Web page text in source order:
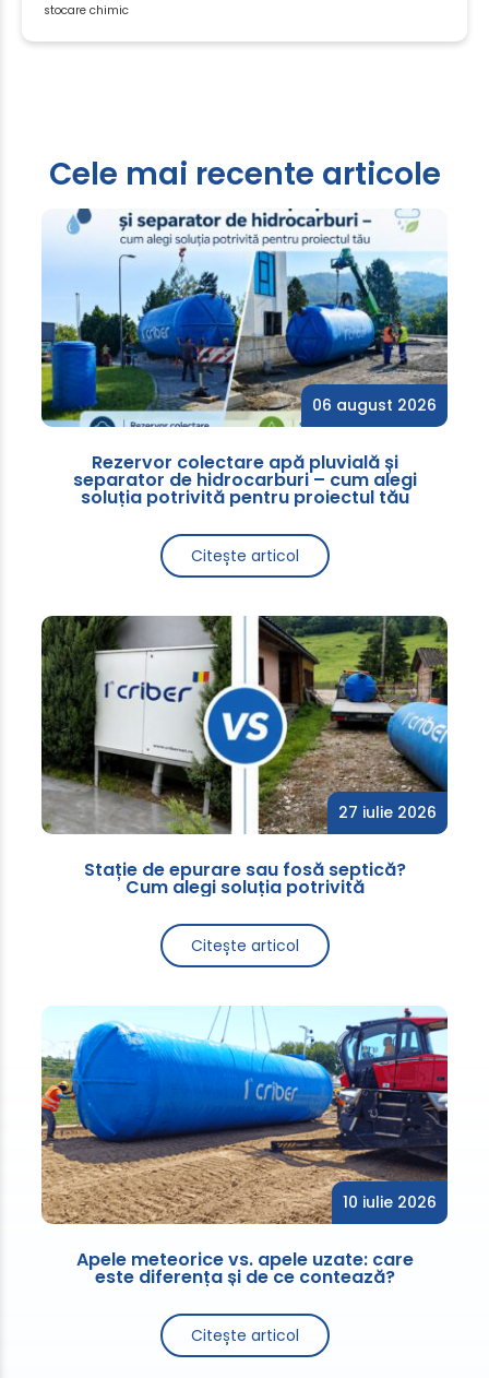
stocare chimic
Cele mai recente articole
06 august 2026
Rezervor colectare apă pluvială și
separator de hidrocarburi – cum alegi
soluția potrivită pentru proiectul tău
Citește articol
27 iulie 2026
Stație de epurare sau fosă septică?
Cum alegi soluția potrivită
Citește articol
10 iulie 2026
Apele meteorice vs. apele uzate: care
este diferența și de ce contează?
Citește articol